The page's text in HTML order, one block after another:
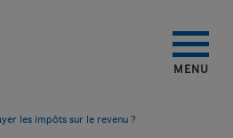
MENU
les impôts sur le revenu ?